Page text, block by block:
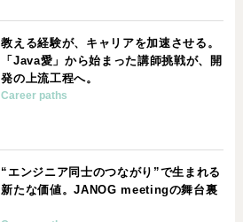
教える経験が、キャリアを加速させる。
「Java愛」から始まった講師挑戦が、開
発の上流工程へ。
Career paths
“エンジニア同士のつながり”で生まれる
新たな価値。JANOG meetingの舞台裏